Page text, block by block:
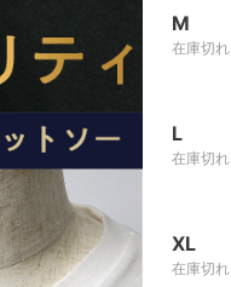
M
在庫切れ
L
在庫切れ
XL
在庫切れ